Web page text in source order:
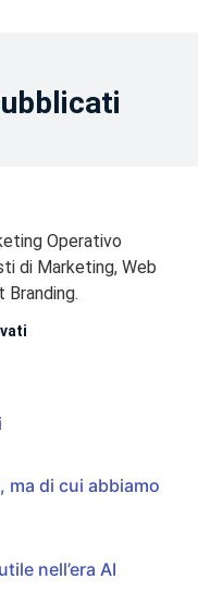
Operativo
di Marketing, Web
Branding.
ma di cui abbiamo
nell’era AI